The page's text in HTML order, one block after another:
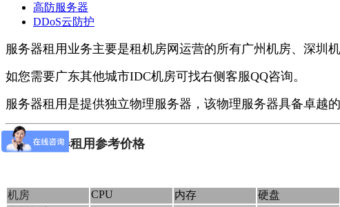
高防服务器
DDoS云防护
服务器租用业务主要是租机房网运营的所有广州机房、深圳
如您需要广东其他城市IDC机房可找右侧客服QQ咨询。
服务器租用是提供独立物理服务器，该物理服务器具备卓越
服务器租用参考价格
机房 CPU 内存 硬盘